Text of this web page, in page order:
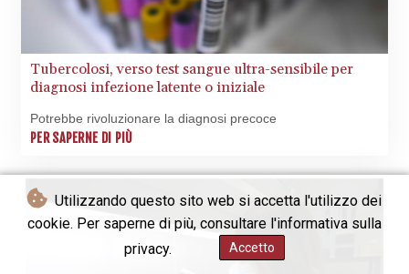
Utilizzando questo sito web si accetta l'utilizzo dei
cookie. Per saperne di più, consultare l'informativa sulla
privacy.
Accetto
Tubercolosi, verso test sangue ultra-sensibile per
diagnosi infezione latente o iniziale
Potrebbe rivoluzionare la diagnosi precoce
PER SAPERNE DI PIÙ